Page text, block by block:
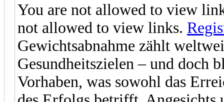
You are not allowed to view
not allowed to view links.
Gewichtsabnahme zählt
Gesundheitszielen – und doch
Vorhaben, was sowohl das